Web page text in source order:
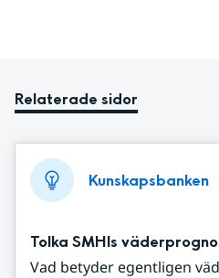
Relaterade sidor
Kunskapsbanken
Tolka SMHIs
Vad betyder egentligen